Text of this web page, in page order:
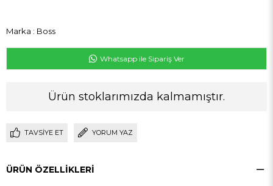
Marka : Boss
Whatsapp ile Sipariş Ver
Ürün stoklarımızda kalmamıştır.
TAVSIYE ET YORUM YAZ
ÜRÜN ÖZELLIKLERI